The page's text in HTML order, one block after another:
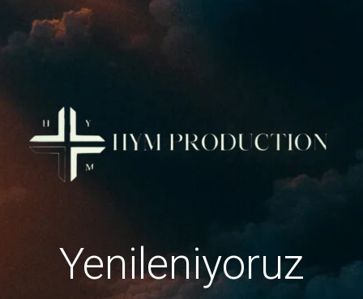
Yenileniyoruz